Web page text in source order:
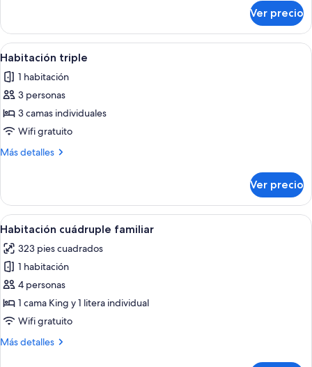
Ver precio
Abrir
todas
las
fotos
de
Habitación
triple
Una habitación de hotel con dos
4
Habitación triple
1 habitación
3 personas
3 camas individuales
Wifi gratuito
Más detalles
Más
triple
Ver precio
Abrir
todas
las
fotos
de
Habitación
cuádruple
Una habitación de hotel con literas,
8
Habitación cuádruple familiar
323 pies cuadrados
1 habitación
4 personas
1 cama King y 1 litera individual
Wifi gratuito
Más detalles
Más